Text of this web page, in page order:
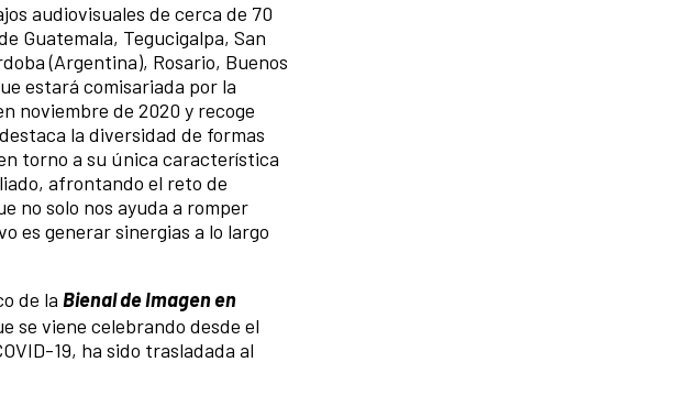
audiovisuales de cerca de 70
Guatemala, Tegucigalpa, San
(Argentina), Rosario, Buenos
estará comisariada por la
noviembre de 2020 y recoge
la diversidad de formas
torno a su única característica
afrontando el reto de
no solo nos ayuda a romper
es generar sinergias a lo largo
de la Bienal de Imagen en
se viene celebrando desde el
19, ha sido trasladada al